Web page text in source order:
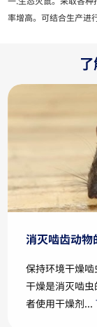
率增高。可结合生产进
消灭啮齿动物
保持环境干燥
干燥是消灭啮
者使用干燥剂...